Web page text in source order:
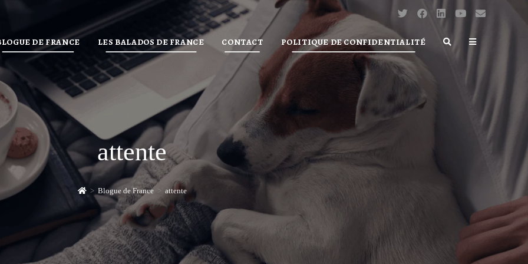
DE FRANCE LES BALADOS DE FRANCE CONTACT POLITIQUE DE CONFIDENTIALITÉ TOGGLE
attente
> Blogue de France > attente